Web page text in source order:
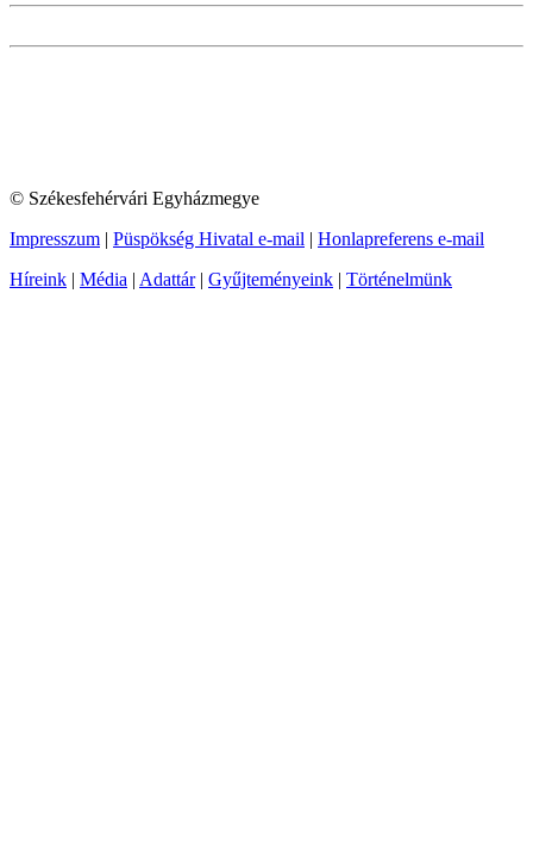
© Székesfehérvári Egyházmegye
Impresszum | Püspökség Hivatal e-mail | Honlapreferens e-mail
Híreink | Média | Adattár| Gyűjteményeink | Történelmünk